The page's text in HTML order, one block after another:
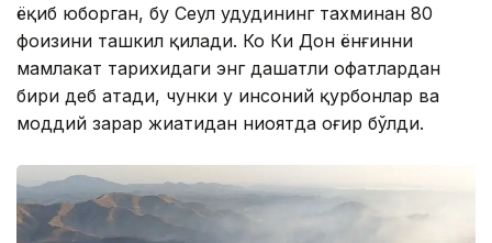
ёқиб юборган, бу Сеул ҳудудининг тахминан 80
фоизини ташкил қилади. Ко Ки Дон ёнғинни
мамлакат тарихидаги энг даҳшатли офатлардан
бири деб атади, чунки у инсоний қурбонлар ва
моддий зарар жиҳатидан ниҳоятда оғир бўлди.